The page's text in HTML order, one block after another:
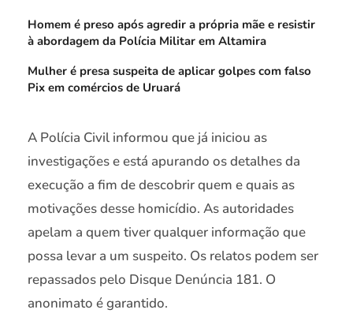
Homem é preso após agredir a própria mãe e resistir
à abordagem da Polícia Militar em Altamira
Mulher é presa suspeita de aplicar golpes com falso
Pix em comércios de Uruará
A Polícia Civil informou que já iniciou as
investigações e está apurando os detalhes da
execução a fim de descobrir quem e quais as
motivações desse homicídio. As autoridades
apelam a quem tiver qualquer informação que
possa levar a um suspeito. Os relatos podem ser
repassados pelo Disque Denúncia 181. O
anonimato é garantido.